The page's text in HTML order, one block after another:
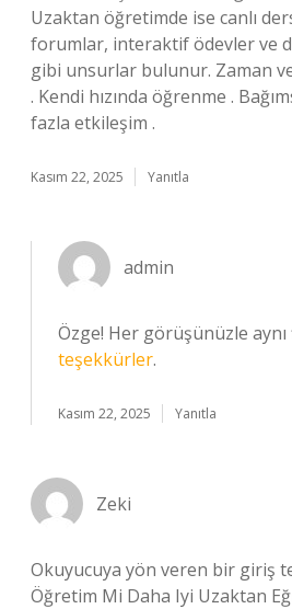
Uzaktan öğretimde ise canlı
forumlar, interaktif ödevler ve
gibi unsurlar bulunur. Zaman ve
. Kendi hızında öğrenme .
fazla etkileşim .
Kasım 22, 2025 Yanıtla
admin
Özge! Her görüşünüzle
teşekkürler.
Kasım 22, 2025 Yanıtla
Zeki
Okuyucuya yön veren bir giriş
Öğretim Mi Daha Iyi Uzaktan